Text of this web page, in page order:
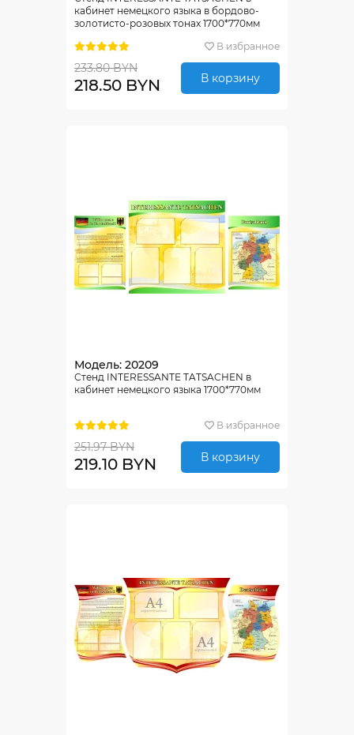
кабинет немецкого языка в бордово-
золотисто-розовых тонах 1700*770мм
В избранное
233.80 BYN
218.50 BYN В корзину
Модель: 20209
Стенд INTERESSANTE TATSACHEN в
кабинет немецкого языка 1700*770мм
В избранное
251.97 BYN
219.10 BYN В корзину